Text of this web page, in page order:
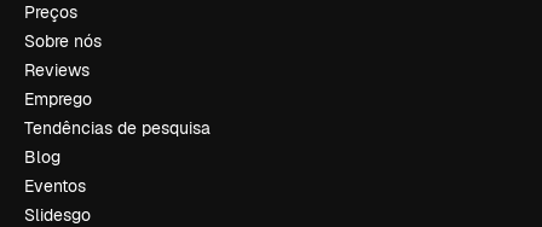
Preços
Sobre nós
Reviews
Emprego
Tendências de pesquisa
Blog
Eventos
Slidesgo